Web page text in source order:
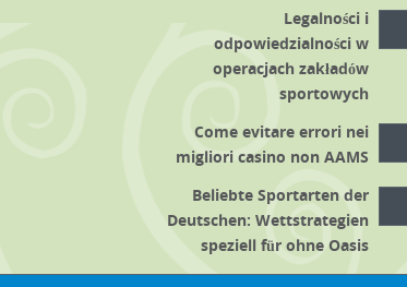
Legalności i
odpowiedzialności w
operacjach zakładów
sportowych
Come evitare errori nei
migliori casino non AAMS
Beliebte Sportarten der
Deutschen: Wettstrategien
speziell für ohne Oasis